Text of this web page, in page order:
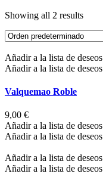
Showing all 2 results
Añadir a la lista de deseos
Añadir a la lista de deseos
Valquemao Roble
9,00 €
Añadir a la lista de deseos
Añadir a la lista de deseos
Añadir a la lista de deseos
Añadir a la lista de deseos